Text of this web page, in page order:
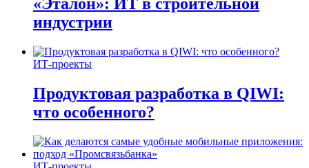
индустрии
ИТ-проекты
Продуктовая разработка в QIWI:
что особенного?